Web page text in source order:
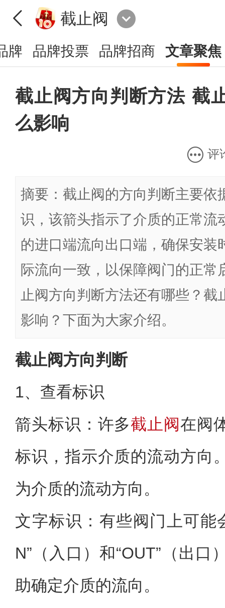
截止阀
牌 品牌投票 品牌招商 文章聚焦
截止阀方向判断方法 截
么影响
评
摘要：截止阀的方向判断主要依
识，该箭头指示了介质的正常流
的进口端流向出口端，确保安装
际流向一致，以保障阀门的正常
止阀方向判断方法还有哪些？截
影响？下面为大家介绍。
截止阀方向判断
1、查看标识
箭头标识：许多截止阀在阀
标识，指示介质的流动方向
为介质的流动方向。
文字标识：有些阀门上可能
N”（入口）和“OUT”（出口
助确定介质的流向。